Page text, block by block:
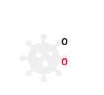
0
0